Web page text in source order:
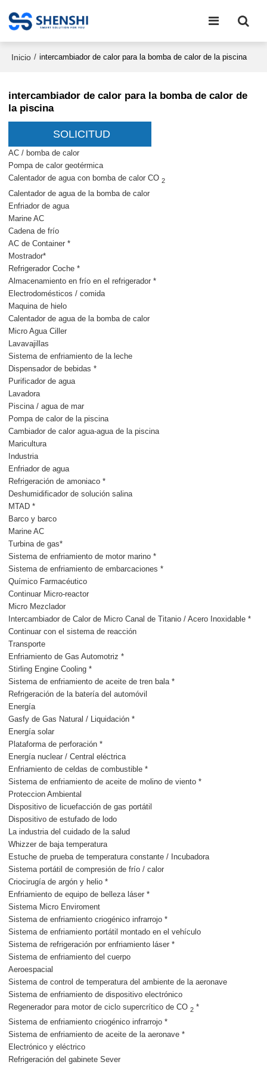
Inicio / intercambiador de calor para la bomba de calor de la piscina
intercambiador de calor para la bomba de calor de
la piscina
SOLICITUD
AC / bomba de calor
Pompa de calor geotérmica
Calentador de agua con bomba de calor CO2
Calentador de agua de la bomba de calor
Enfriador de agua
Marine AC
Cadena de frío
AC de Container *
Mostrador*
Refrigerador Coche *
Almacenamiento en frío en el refrigerador *
Electrodomésticos / comida
Maquina de hielo
Calentador de agua de la bomba de calor
Micro Agua Ciller
Lavavajillas
Sistema de enfriamiento de la leche
Dispensador de bebidas *
Purificador de agua
Lavadora
Piscina / agua de mar
Pompa de calor de la piscina
Cambiador de calor agua-agua de la piscina
Maricultura
Industria
Enfriador de agua
Refrigeración de amoniaco *
Deshumidificador de solución salina
MTAD *
Barco y barco
Marine AC
Turbina de gas*
Sistema de enfriamiento de motor marino *
Sistema de enfriamiento de embarcaciones *
Químico Farmacéutico
Continuar Micro-reactor
Micro Mezclador
Intercambiador de Calor de Micro Canal de Titanio / Acero Inoxidable *
Continuar con el sistema de reacción
Transporte
Enfriamiento de Gas Automotriz *
Stirling Engine Cooling *
Sistema de enfriamiento de aceite de tren bala *
Refrigeración de la batería del automóvil
Energía
Gasfy de Gas Natural / Liquidación *
Energía solar
Plataforma de perforación *
Energía nuclear / Central eléctrica
Enfriamiento de celdas de combustible *
Sistema de enfriamiento de aceite de molino de viento *
Proteccion Ambiental
Dispositivo de licuefacción de gas portátil
Dispositivo de estufado de lodo
La industria del cuidado de la salud
Whizzer de baja temperatura
Estuche de prueba de temperatura constante / Incubadora
Sistema portátil de compresión de frío / calor
Criocirugía de argón y helio *
Enfriamiento de equipo de belleza láser *
Sistema Micro Enviroment
Sistema de enfriamiento criogénico infrarrojo *
Sistema de enfriamiento portátil montado en el vehículo
Sistema de refrigeración por enfriamiento láser *
Sistema de enfriamiento del cuerpo
Aeroespacial
Sistema de control de temperatura del ambiente de la aeronave
Sistema de enfriamiento de dispositivo electrónico
Regenerador para motor de ciclo supercrítico de CO2 *
Sistema de enfriamiento criogénico infrarrojo *
Sistema de enfriamiento de aceite de la aeronave *
Electrónico y eléctrico
Refrigeración del gabinete Sever